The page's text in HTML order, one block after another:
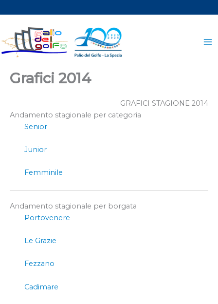
al
contenuto
Grafici 2014
GRAFICI STAGIONE 2014
Andamento stagionale per categoria
Senior
Junior
Femminile
Andamento stagionale per borgata
Portovenere
Le Grazie
Fezzano
Cadimare